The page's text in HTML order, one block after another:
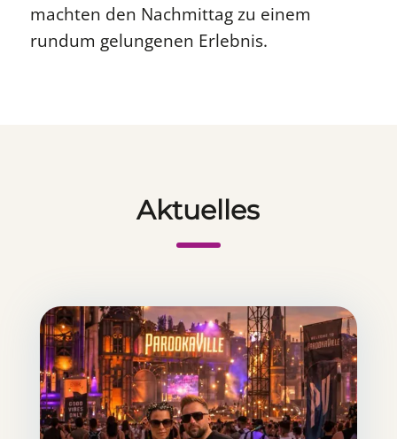
machten den Nachmittag zu einem
rundum gelungenen Erlebnis.
Aktuelles